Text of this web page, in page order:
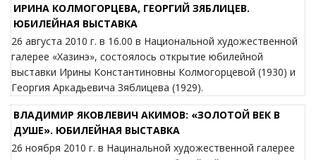
ИРИНА КОЛМОГОРЦЕВА, ГЕОРГИЙ ЗЯБЛИЦЕВ.
ЮБИЛЕЙНАЯ ВЫСТАВКА
26 августа 2010 г. в 16.00 в Национальной художественной
галерее «Хазинэ», состоялось открытие юбилейной
выставки Ирины Константиновны Колмогорцевой (1930) и
Георгия Аркадьевича Зяблицева (1929).
ВЛАДИМИР ЯКОВЛЕВИЧ АКИМОВ: «ЗОЛОТОЙ ВЕК В
ДУШЕ». ЮБИЛЕЙНАЯ ВЫСТАВКА
26 ноября 2010 г. в Нацинальной художественной галерее